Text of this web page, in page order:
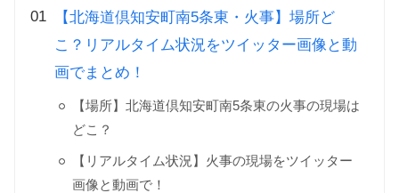
【北海道倶知安町南5条東・火事】場所ど
こ？リアルタイム状況をツイッター画像と動
画でまとめ！
【場所】北海道倶知安町南5条東の火事の現場は
どこ？
【リアルタイム状況】火事の現場をツイッター
画像と動画で！